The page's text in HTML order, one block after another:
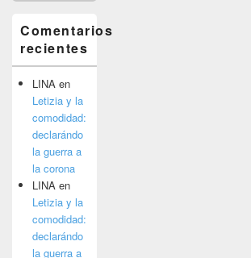
Comentarios
recientes
LINA en
Letizia y la
comodidad:
declarándo
la guerra a
la corona
LINA en
Letizia y la
comodidad:
declarándo
la guerra a